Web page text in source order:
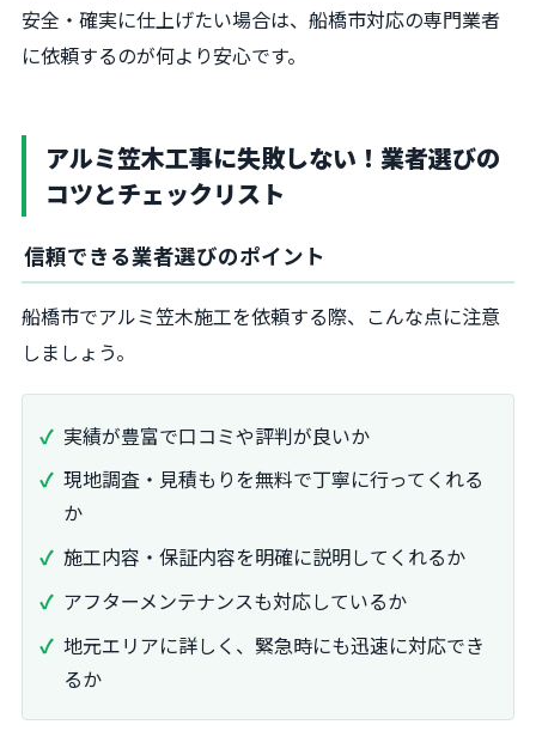
安全・確実に仕上げたい場合は、船橋市対応の専門業者
に依頼するのが何より安心です。
アルミ笠木工事に失敗しない！業者選びの
コツとチェックリスト
信頼できる業者選びのポイント
船橋市でアルミ笠木施工を依頼する際、こんな点に注意
しましょう。
実績が豊富で口コミや評判が良いか
現地調査・見積もりを無料で丁寧に行ってくれる
か
施工内容・保証内容を明確に説明してくれるか
アフターメンテナンスも対応しているか
地元エリアに詳しく、緊急時にも迅速に対応でき
るか